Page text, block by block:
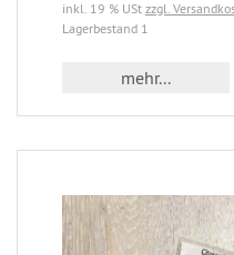
inkl. 19 % USt zzgl.
Lagerbestand 1
mehr...